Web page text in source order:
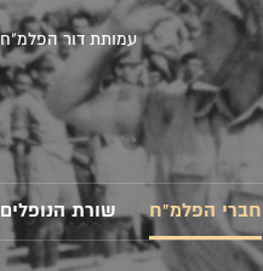
עמותת דור הפלמ"ח
חברי הפלמ"ח שורת הנופלים